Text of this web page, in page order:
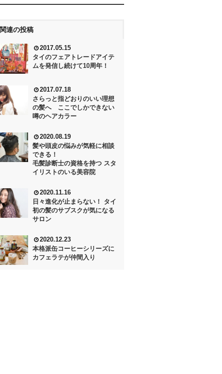
関連の投稿
2017.05.15
タイのフェアトレードアイテ
ムを発信し続けて10周年！
2017.07.18
さらっと指どおりのいい理想
の髪へ ここでしかできない
噂のヘアカラー
2020.08.19
髪や頭皮の悩みが気軽に相談
できる！
毛髪診断士の資格を持つ スタ
イリストのいる美容院
2020.11.16
日々進化が止まらない！ タイ
初の髪のサブスクが気になる
サロン
2020.12.23
本格派缶コーヒーシリーズに
カフェラテが仲間入り